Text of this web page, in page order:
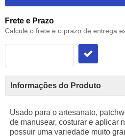
Frete e Prazo
Calcule o frete e o prazo de entrega
Informações do Produto
Usado para o artesanato, p
de manusear, costurar e aplicar
possuir uma variedade muito